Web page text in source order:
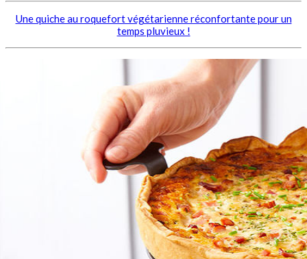
Une quiche au roquefort végétarienne réconfortante pour un
temps pluvieux !